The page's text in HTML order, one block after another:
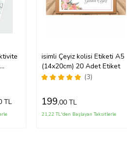
TL
isimli Çeyiz kolisi Etiketi A5
(14x20cm) 20 Adet Etiket
(3)
199,00 TL
21,22 TL'den Başlayan Taksitlerle